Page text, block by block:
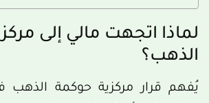
لماذا اتجهت مالي إلى
الذهب؟
يُفهم قرار مركزية حوكمة